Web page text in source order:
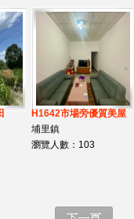
H1642市場旁優質美屋
埔里鎮
瀏覽人數：103